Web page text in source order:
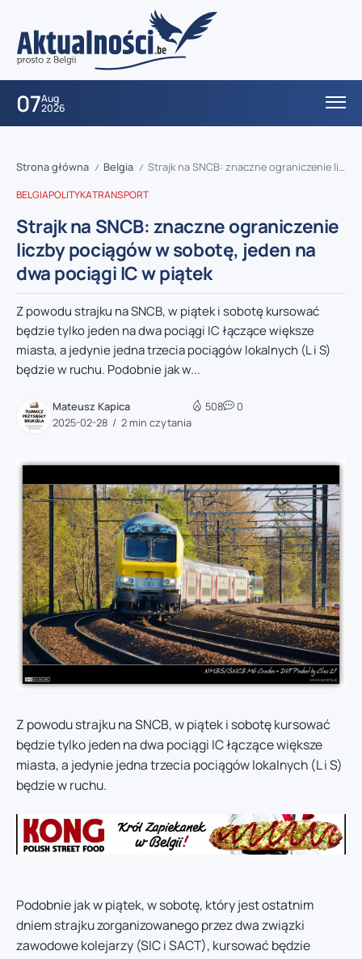
07Aug
2026
Strona główna / Belgia / Strajk na SNCB: znaczne ograniczenie liczby pociągów w sobotę, jeden na dwa pociągi IC w piątek
BELGIAPOLITYKATRANSPORT
Strajk na SNCB: znaczne ograniczenie
liczby pociągów w sobotę, jeden na
dwa pociągi IC w piątek
Z powodu strajku na SNCB, w piątek i sobotę kursować
będzie tylko jeden na dwa pociągi IC łączące większe
miasta, a jedynie jedna trzecia pociągów lokalnych (L i S)
będzie w ruchu. Podobnie jak w...
Mateusz Kapica
2025-02-28
2 min czytania
508 0
Z powodu strajku na SNCB, w piątek i sobotę kursować
będzie tylko jeden na dwa pociągi IC łączące większe
miasta, a jedynie jedna trzecia pociągów lokalnych (L i S)
będzie w ruchu.
Podobnie jak w piątek, w sobotę, który jest ostatnim
dniem strajku zorganizowanego przez dwa związki
zawodowe kolejarzy (SIC i SACT), kursować będzie